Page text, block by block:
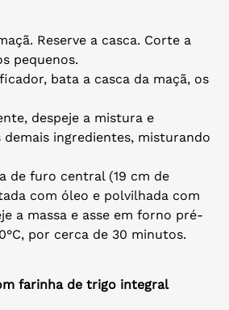
Reserve a casca. Corte a
pequenos.
bata a casca da maçã, os
despeje a mistura e
demais ingredientes, misturando
de furo central (19 cm de
com óleo e polvilhada com
a massa e asse em forno pré-
por cerca de 30 minutos.
farinha de trigo integral